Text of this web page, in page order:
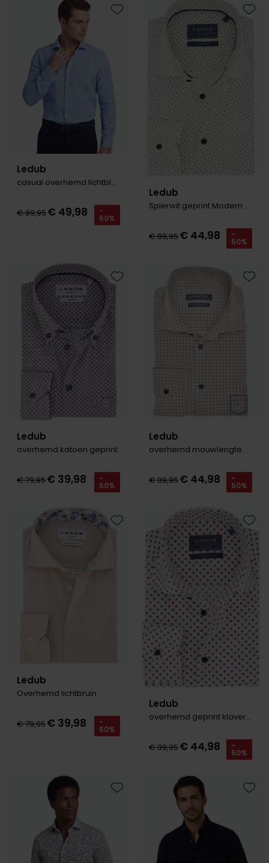
Ledub
casual overhemd lichtblauw Modern Fit New
€ 99,95€ 49,98 -
50%
Toevoegen aan favorieten
Ledub
Spierwit geprint Modern Fit overhemd
€ 89,95€ 44,98 -
50%
Ledub
overhemd katoen geprint
€ 79,95€ 39,98 -
50%
Toevoegen aan favorieten
Ledub
overhemd mouwlengte 7 beige Modern Fit New
€ 89,95€ 44,98 -
50%
Ledub
Overhemd lichtbruin
€ 79,95€ 39,98 -
50%
Toevoegen aan favorieten
Ledub
overhemd geprint klavertjes
€ 89,95€ 44,98 -
50%
Toevoegen aan favorieten